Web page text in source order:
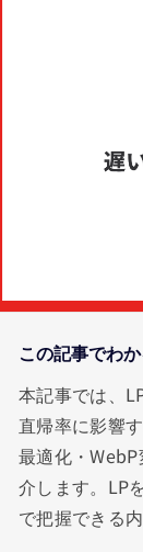
この記事でわ
本記事では、
直帰率に影響
最適化・
介します。LP
で把握できる内